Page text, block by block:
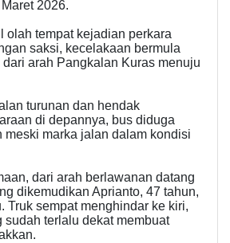
2026.
olah tempat kejadian perkara
saksi, kecelakaan bermula
arah Pangkalan Kuras menuju
turunan dan hendak
di depannya, bus diduga
meski marka jalan dalam kondisi
dari arah berlawanan datang
dikemudikan Aprianto, 47 tahun,
Truk sempat menghindar ke kiri,
sudah terlalu dekat membuat